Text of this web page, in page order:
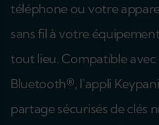
les actions supplémentaires
téléphone ou votre
sans fil à votre
tout lieu. Compatible
Bluetooth®, l'appli
partage sécurisés de clés